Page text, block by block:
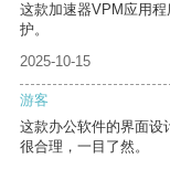
这款加速器VPM应用
护。
2025-10-15
游客
这款办公软件的界面设
很合理，一目了然。